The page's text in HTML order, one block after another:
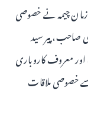
چیمہ نے خصوصی
صاحب، پیر سید
معروف کاروباری
خصوصی ملاقات